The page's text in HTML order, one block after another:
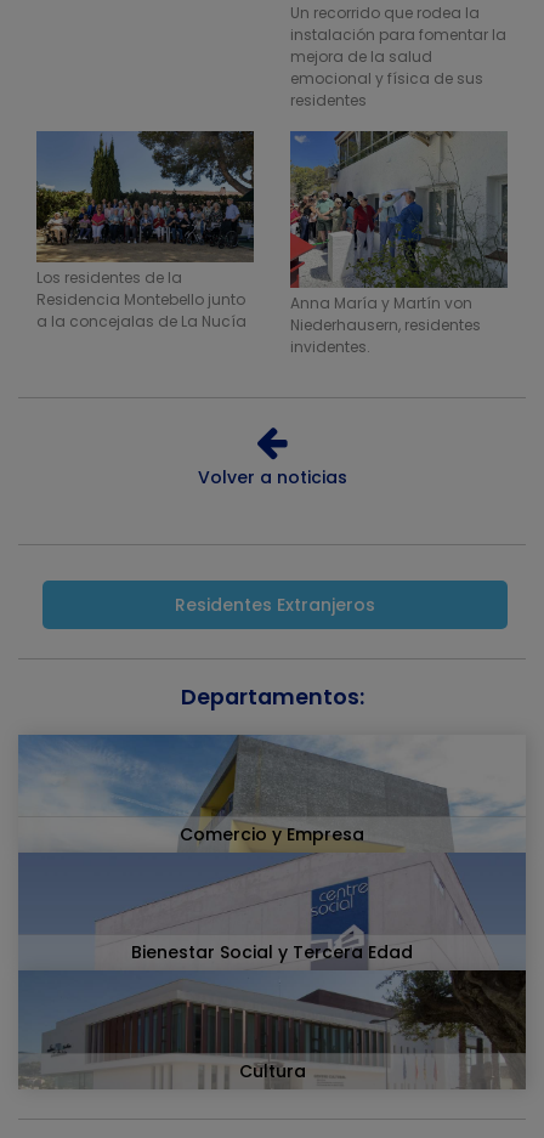
Un recorrido que rodea la
instalación para fomentar la
mejora de la salud
emocional y física de sus
residentes
Los residentes de la
Residencia Montebello junto
a la concejalas de La Nucía
Anna María y Martín von
Niederhausern, residentes
invidentes.
Volver a noticias
Residentes Extranjeros
Departamentos:
Comercio y Empresa
Bienestar Social y Tercera Edad
Cultura